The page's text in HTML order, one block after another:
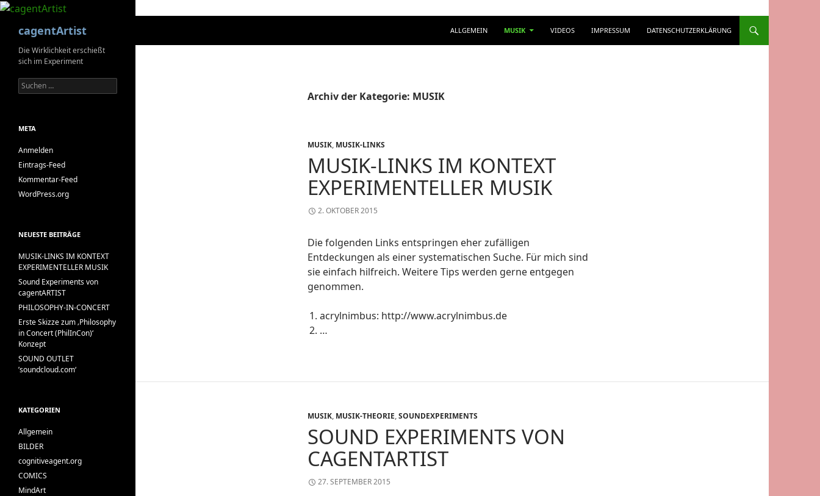
cagentArtist
ALLGEMEIN
MUSIK VIDEOS IMPRESSUM DATENSCHUTZERKLÄRUNG
Archiv der Kategorie: MUSIK
MUSIK, MUSIK-LINKS
MUSIK-LINKS IM KONTEXT
EXPERIMENTELLER MUSIK
2. OKTOBER 2015
Die folgenden Links entspringen eher zufälligen
Entdeckungen als einer systematischen Suche. Für mich sind
sie einfach hilfreich. Weitere Tips werden gerne entgegen
genommen.
acrylnimbus: http://www.acrylnimbus.de
…
MUSIK, MUSIK-THEORIE,SOUNDEXPERIMENTS
SOUND EXPERIMENTS VON
CAGENTARTIST
27. SEPTEMBER 2015
Die Wirklichkeit erschießt
sich im Experiment
Suchen
nach:
META
Anmelden
Eintrags-Feed
Kommentar-Feed
WordPress.org
NEUESTE BEITRÄGE
MUSIK-LINKS IM KONTEXT
EXPERIMENTELLER MUSIK
Sound Experiments von
cagentARTIST
PHILOSOPHY-IN-CONCERT
Erste Skizze zum ‚Philosophy
in Concert (PhilInCon)‘
Konzept
SOUND OUTLET
’soundcloud.com‘
KATEGORIEN
Allgemein
BILDER
cognitiveagent.org
COMICS
MindArt